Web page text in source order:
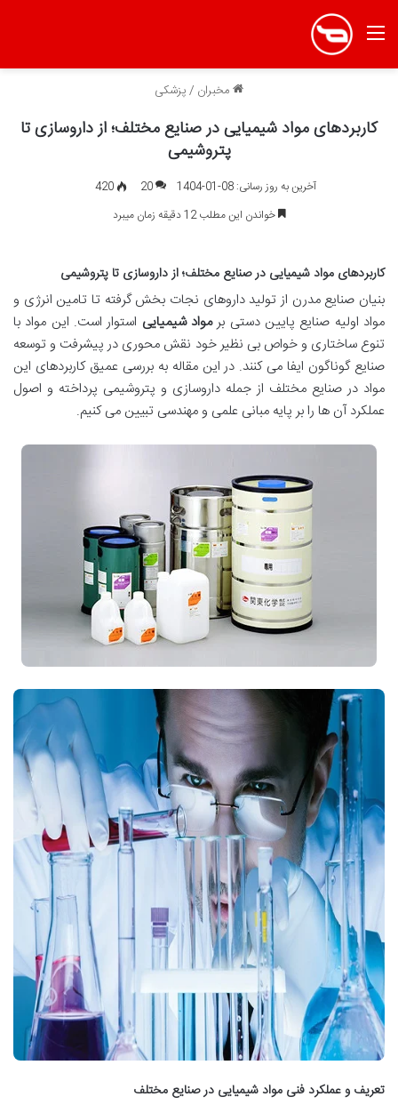
منو
مخبران /پزشکی
کاربردهای مواد شیمیایی در صنایع مختلف؛ از داروسازی تا
پتروشیمی
آخرین به روز رسانی: 08-01-1404 20
420
خواندن این مطلب 12 دقیقه زمان میبرد
کاربردهای مواد شیمیایی در صنایع مختلف؛ از داروسازی تا پتروشیمی
بنیان صنایع مدرن از تولید داروهای نجات بخش گرفته تا تامین انرژی و
مواد اولیه صنایع پایین دستی برمواد شیمیایی استوار است. این مواد با
تنوع ساختاری و خواص بی نظیر خود نقش محوری در پیشرفت و توسعه
صنایع گوناگون ایفا می کنند. در این مقاله به بررسی عمیق کاربردهای این
مواد در صنایع مختلف از جمله داروسازی و پتروشیمی پرداخته و اصول
عملکرد آن ها را بر پایه مبانی علمی و مهندسی تبیین می کنیم.
تعریف و عملکرد فنی مواد شیمیایی در صنایع مختلف